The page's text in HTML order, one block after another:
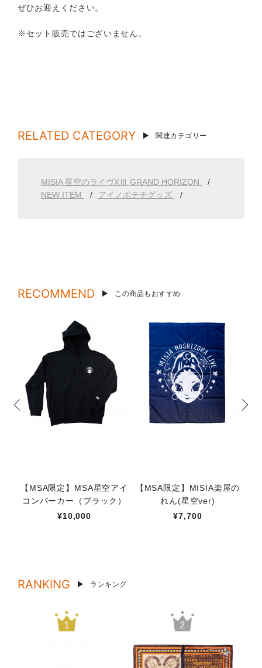
ぜひお迎えください。
※セット販売ではございません。
RELATED CATEGORY 関連カテゴリー
MISIA 星空のライヴXⅢ GRAND HORIZON
NEW ITEM
アイノポテチグッズ
RECOMMEND この商品もおすすめ
【MSA限定】MSA星空アイ
コンパーカー（ブラック）
¥10,000
【MSA限定】MISIA楽屋の
れん(星空ver)
¥7,700
RANKING ランキング